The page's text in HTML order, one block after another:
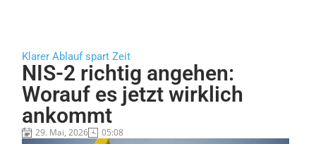
Klarer Ablauf spart Zeit
NIS-2 richtig angehen:
Worauf es jetzt wirklich
ankommt
29. Mai, 2026 05:08